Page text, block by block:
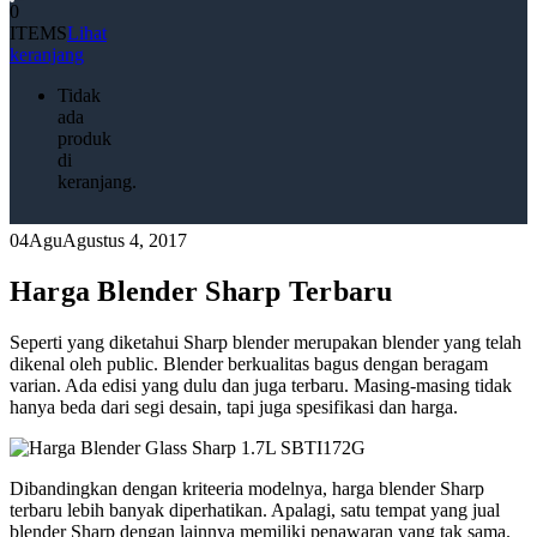
0
ITEMSLihat
keranjang
Tidak
ada
produk
di
keranjang.
04AguAgustus 4, 2017
Harga Blender Sharp Terbaru
Seperti yang diketahui Sharp blender merupakan blender yang telah
dikenal oleh public. Blender berkualitas bagus dengan beragam
varian. Ada edisi yang dulu dan juga terbaru. Masing-masing tidak
hanya beda dari segi desain, tapi juga spesifikasi dan harga.
Dibandingkan dengan kriteeria modelnya, harga blender Sharp
terbaru lebih banyak diperhatikan. Apalagi, satu tempat yang jual
blender Sharp dengan lainnya memiliki penawaran yang tak sama.